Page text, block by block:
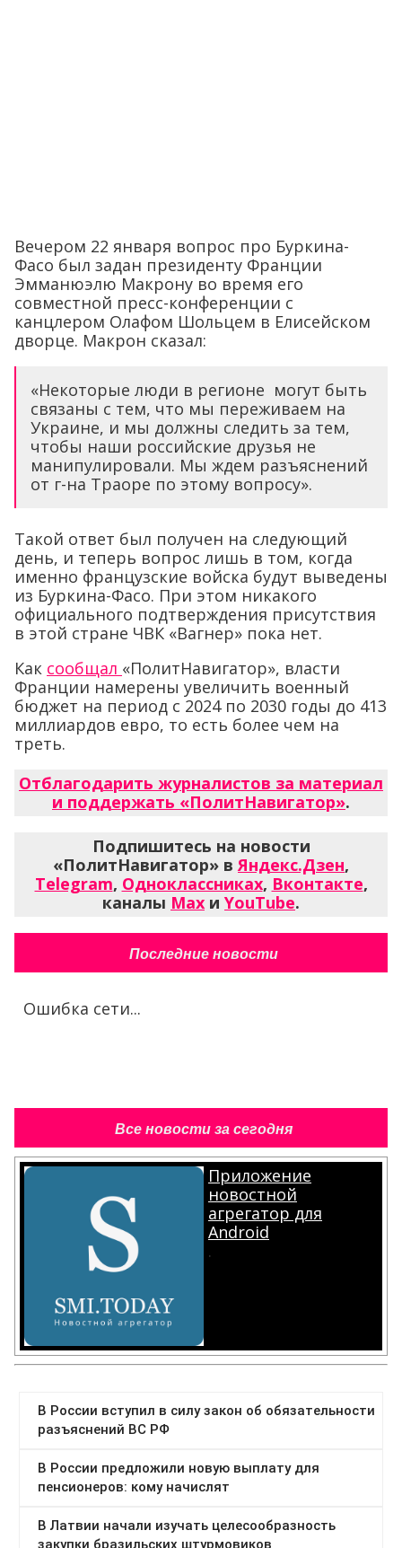
Вечером 22 января вопрос про Буркина-
Фасо был задан президенту Франции
Эмманюэлю Макрону во время его
совместной пресс-конференции с
канцлером Олафом Шольцем в Елисейском
дворце. Макрон сказал:
«Некоторые люди в регионе могут быть
связаны с тем, что мы переживаем на
Украине, и мы должны следить за тем,
чтобы наши российские друзья не
манипулировали. Мы ждем разъяснений
от г-на Траоре по этому вопросу».
Такой ответ был получен на следующий
день, и теперь вопрос лишь в том, когда
именно французские войска будут выведены
из Буркина-Фасо. При этом никакого
официального подтверждения присутствия
в этой стране ЧВК «Вагнер» пока нет.
Как сообщал «ПолитНавигатор», власти
Франции намерены увеличить военный
бюджет на период с 2024 по 2030 годы до 413
миллиардов евро, то есть более чем на
треть.
Отблагодарить журналистов за материал
и поддержать «ПолитНавигатор».
Подпишитесь на новости
«ПолитНавигатор» в Яндекс.Дзен,
Telegram, Одноклассниках, Вконтакте,
каналы Max и YouTube.
Последние новости
Ошибка сети...
Все новости за сегодня
Приложение
новостной
агрегатор для
Android
.